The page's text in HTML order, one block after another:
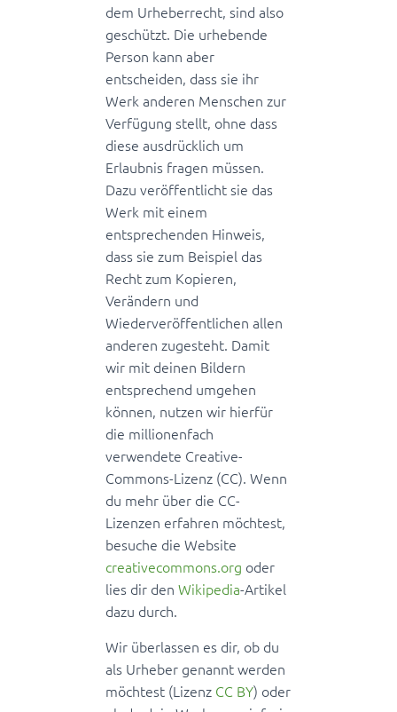
dem Urheberrecht, sind also
geschützt. Die urhebende
Person kann aber
entscheiden, dass sie ihr
Werk anderen Menschen zur
Verfügung stellt, ohne dass
diese ausdrücklich um
Erlaubnis fragen müssen.
Dazu veröffentlicht sie das
Werk mit einem
entsprechenden Hinweis,
dass sie zum Beispiel das
Recht zum Kopieren,
Verändern und
Wiederveröffentlichen allen
anderen zugesteht. Damit
wir mit deinen Bildern
entsprechend umgehen
können, nutzen wir hierfür
die millionenfach
verwendete Creative-
Commons-Lizenz (CC). Wenn
du mehr über die CC-
Lizenzen erfahren möchtest,
besuche die Website
creativecommons.org oder
lies dir den Wikipedia-Artikel
dazu durch.
Wir überlassen es dir, ob du
als Urheber genannt werden
möchtest (Lizenz CC BY) oder